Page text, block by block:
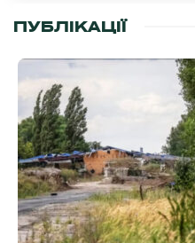
ПУБЛІКАЦІЇ